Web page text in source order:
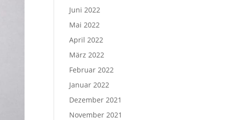
Juni 2022
Mai 2022
April 2022
März 2022
Februar 2022
Januar 2022
Dezember 2021
November 2021